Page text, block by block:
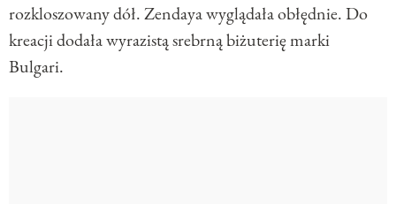
rozkloszowany dół. Zendaya wyglądała obłędnie. Do
kreacji dodała wyrazistą srebrną biżuterię marki
Bulgari.